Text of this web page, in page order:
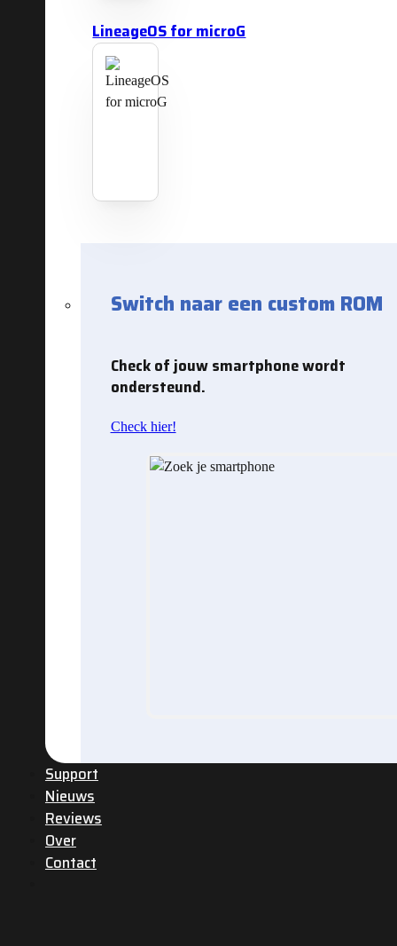
LineageOS for microG
Switch naar een custom ROM
Check of jouw smartphone wordt
ondersteund.
Check hier!
Support
Nieuws
Reviews
Over
Contact